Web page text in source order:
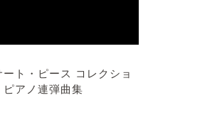
ト・ピース コレクショ
ピアノ連弾曲集